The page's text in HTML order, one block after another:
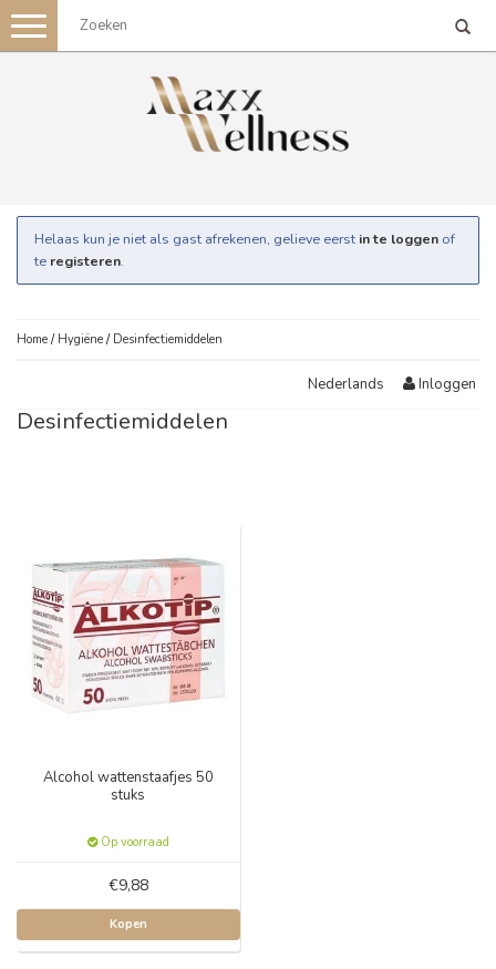
Toggle
navigation
Helaas kun je niet als gast afrekenen, gelieve eerst in te loggen of
te registeren.
Home / Hygiëne / Desinfectiemiddelen
Nederlands Inloggen
Desinfectiemiddelen
Alcohol wattenstaafjes 50
stuks
Op voorraad
€9,88
Kopen